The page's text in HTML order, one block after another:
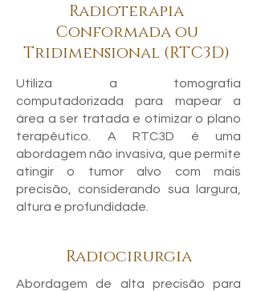
Radioterapia
Conformada ou
Tridimensional (RTC3D)
Utiliza a tomografia
computadorizada para mapear a
área a ser tratada e otimizar o plano
terapêutico. A RTC3D é uma
abordagem não invasiva, que permite
atingir o tumor alvo com mais
precisão, considerando sua largura,
altura e profundidade.
Radiocirurgia
Abordagem de alta precisão para